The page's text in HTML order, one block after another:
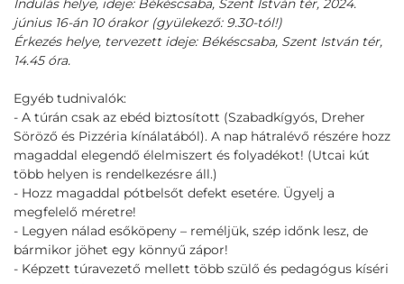
Indulás helye, ideje: Békéscsaba, Szent István tér, 2024.
június 16-án 10 órakor (gyülekező: 9.30-tól!)
Érkezés helye, tervezett ideje: Békéscsaba, Szent István tér,
14.45 óra.
Egyéb tudnivalók:
- A túrán csak az ebéd biztosított (Szabadkígyós, Dreher
Söröző és Pizzéria kínálatából). A nap hátralévő részére hozz
magaddal elegendő élelmiszert és folyadékot! (Utcai kút
több helyen is rendelkezésre áll.)
- Hozz magaddal pótbelsőt defekt esetére. Ügyelj a
megfelelő méretre!
- Legyen nálad esőköpeny – reméljük, szép időnk lesz, de
bármikor jöhet egy könnyű zápor!
- Képzett túravezető mellett több szülő és pedagógus kíséri